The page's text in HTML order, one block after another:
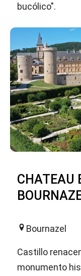
bucólico".
CHATEAU
Bournazel
Castillo
monumento